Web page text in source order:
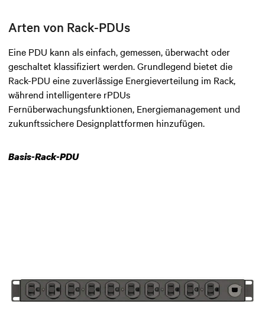
Arten von Rack-PDUs
Eine PDU kann als einfach, gemessen, überwacht oder
geschaltet klassifiziert werden. Grundlegend bietet die
Rack-PDU eine zuverlässige Energieverteilung im Rack,
während intelligentere rPDUs
Fernüberwachungsfunktionen, Energiemanagement und
zukunftssichere Designplattformen hinzufügen.
Basis-Rack-PDU